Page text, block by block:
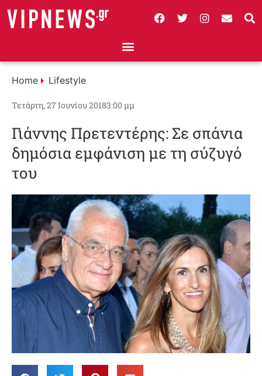
Home Lifestyle
Τετάρτη, 27 Ιουνίου 20183:00 μμ
Γιάννης Πρετεντέρης: Σε σπάνια
δημόσια εμφάνιση με τη σύζυγό
του